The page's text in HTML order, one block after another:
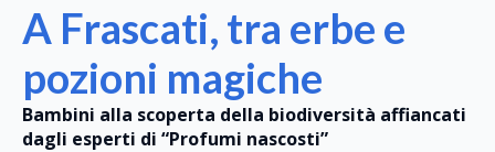
A Frascati, tra erbe e
pozioni magiche
Bambini alla scoperta della biodiversità affiancati
dagli esperti di “Profumi nascosti”